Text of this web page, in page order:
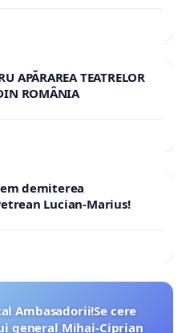
APĂRAREA TEATRELOR
ROMÂNIA
demiterea
Lucian-Marius!
Ambasadorii!Se cere
general Mihai-Ciprian